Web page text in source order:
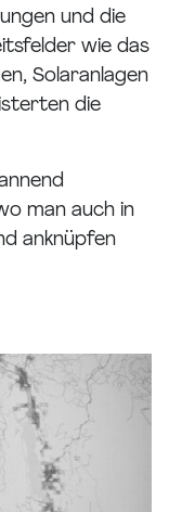
und die
wie das
Solaranlagen
die
man auch in
anknüpfen